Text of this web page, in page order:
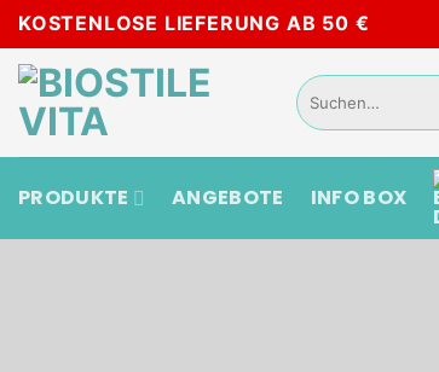
Zum
Inhalt
springen
KOSTENLOSE LIEFERUNG AB 50 €
Suchen
nach:
PRODUKTE ANGEBOTE INFO BOX